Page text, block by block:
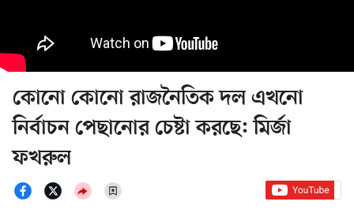
কোনো কোনো রাজনৈতিক দল এখনো
নির্বাচন পেছানোর চেষ্টা করছে: মির্জা
ফখরুল